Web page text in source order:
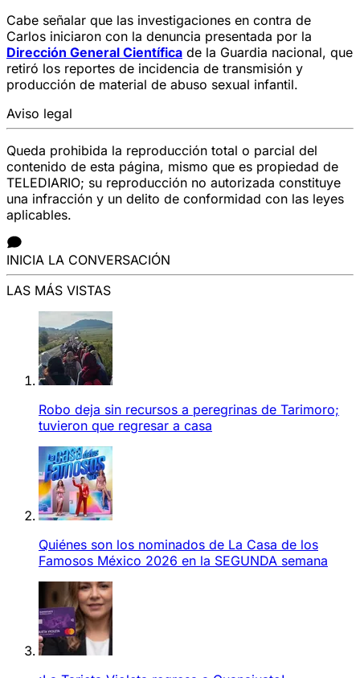
Cabe señalar que las investigaciones en contra de
Carlos iniciaron con la denuncia presentada por la
Dirección General Científica de la Guardia nacional, que
retiró los reportes de incidencia de transmisión y
producción de material de abuso sexual infantil.
Aviso legal
Queda prohibida la reproducción total o parcial del
contenido de esta página, mismo que es propiedad de
TELEDIARIO; su reproducción no autorizada constituye
una infracción y un delito de conformidad con las leyes
aplicables.
INICIA LA CONVERSACIÓN
LAS MÁS VISTAS
Robo deja sin recursos a peregrinas de Tarimoro;
tuvieron que regresar a casa
Quiénes son los nominados de La Casa de los
Famosos México 2026 en la SEGUNDA semana